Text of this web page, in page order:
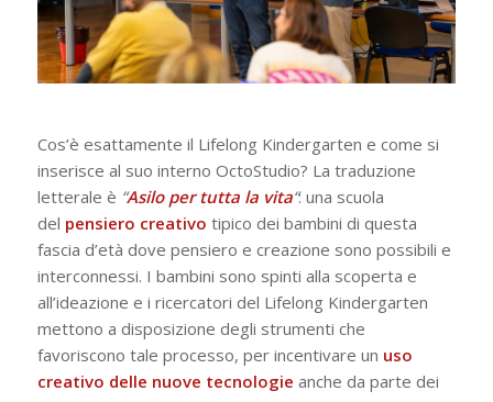
Cos’è esattamente il Lifelong Kindergarten e come si
inserisce al suo interno OctoStudio? La traduzione
letterale è “Asilo per tutta la vita“: una scuola
del pensiero creativo tipico dei bambini di questa
fascia d’età dove pensiero e creazione sono possibili e
interconnessi. I bambini sono spinti alla scoperta e
all’ideazione e i ricercatori del Lifelong Kindergarten
mettono a disposizione degli strumenti che
favoriscono tale processo, per incentivare un uso
creativo delle nuove tecnologie anche da parte dei